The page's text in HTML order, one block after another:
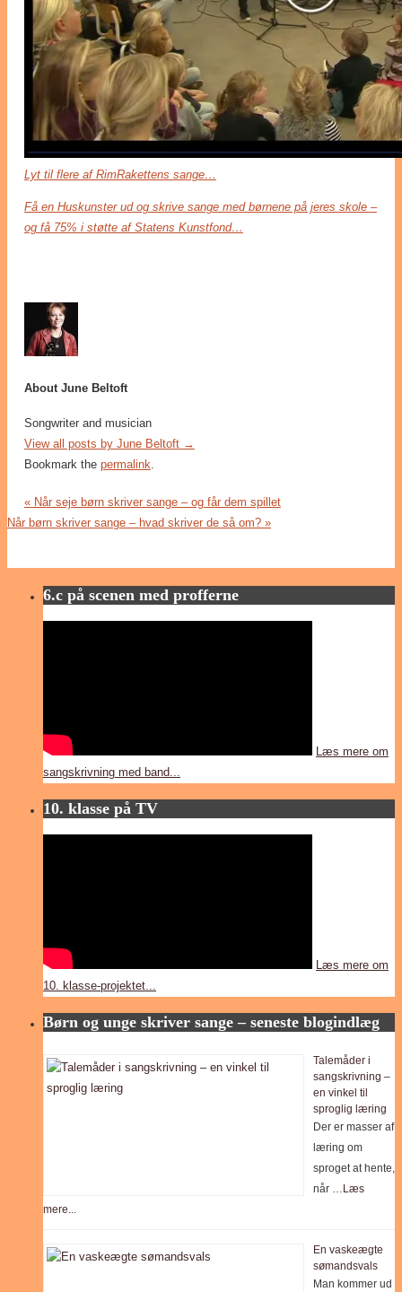
Lyt til flere af RimRakettens sange…
Få en Huskunster ud og skrive sange med børnene på jeres skole –
og få 75% i støtte af Statens Kunstfond…
About June Beltoft
Songwriter and musician
View all posts by June Beltoft →
Bookmark the permalink.
«Når seje børn skriver sange – og får dem spillet
Når børn skriver sange – hvad skriver de så om? »
6.c på scenen med profferne
Læs mere om
sangskrivning med band...
10. klasse på TV
Læs mere om
10. klasse-projektet...
Børn og unge skriver sange – seneste blogindlæg
Talemåder i
sangskrivning –
en vinkel til
sproglig læring
Der er masser af
læring om
sproget at hente,
når … Læs
mere...
En vaskeægte
sømandsvals
Man kommer ud